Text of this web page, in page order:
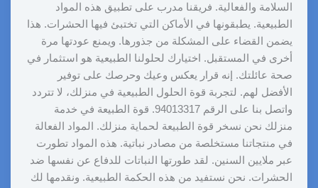
السلامة والفعالية. فريقنا مدرب على تطبيق هذه المواد
الطبيعية. يطبقونها في الأماكن التي تختبئ فيها الحشرات. هذا
يضمن القضاء على المشكلة من جذورها. ويمنع عودتها مرة
أخرى في المستقبل. اختيارك لحلولنا الطبيعية هو استثمار في
صحة عائلتك. إنه قرار يعكس وعيك وحرصك على توفير
الأفضل لهم. لتجربة قوة الحلول الطبيعية في منزلك، لا تتردد
واتصل بنا على الرقم 94013317. قوة الطبيعة في خدمة
منزلك نحن نسخر قوة الطبيعة لحماية منزلك. المواد الفعالة
في منتجاتنا مستخلصة من مصادر نباتية. هذه المواد تطورت
عبر ملايين السنين. لقد طورتها النباتات للدفاع عن نفسها ضد
الحشرات. نحن نستفيد من هذه الحكمة الطبيعية. ونقدمها لك